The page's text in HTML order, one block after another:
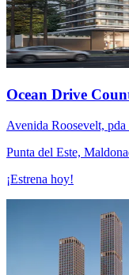
Ocean Drive
Avenida Roosevelt, pda
Punta del Este,
¡Estrena hoy!